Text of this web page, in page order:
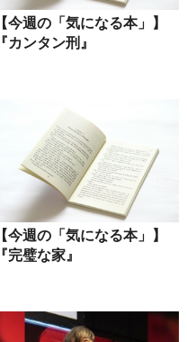
【今週の「気になる本」】
『カンタン刑』
【今週の「気になる本」】
『完璧な家』